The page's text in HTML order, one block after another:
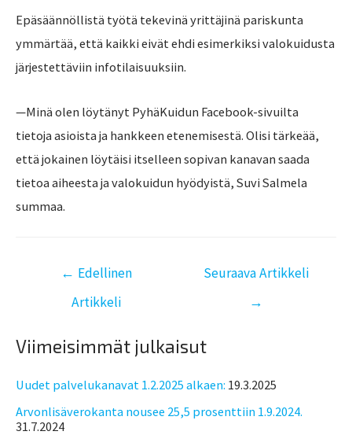
Epäsäännöllistä työtä tekevinä yrittäjinä pariskunta
ymmärtää, että kaikki eivät ehdi esimerkiksi valokuidusta
järjestettäviin infotilaisuuksiin.
—Minä olen löytänyt PyhäKuidun Facebook-sivuilta
tietoja asioista ja hankkeen etenemisestä. Olisi tärkeää,
että jokainen löytäisi itselleen sopivan kanavan saada
tietoa aiheesta ja valokuidun hyödyistä, Suvi Salmela
summaa.
← Edellinen
Artikkeli
Seuraava Artikkeli
→
Viimeisimmät julkaisut
Uudet palvelukanavat 1.2.2025 alkaen: 19.3.2025
Arvonlisäverokanta nousee 25,5 prosenttiin 1.9.2024.
31.7.2024